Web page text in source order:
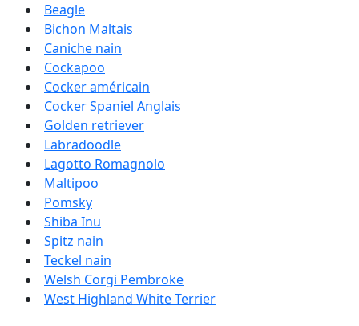
Beagle
Bichon Maltais
Caniche nain
Cockapoo
Cocker américain
Cocker Spaniel Anglais
Golden retriever
Labradoodle
Lagotto Romagnolo
Maltipoo
Pomsky
Shiba Inu
Spitz nain
Teckel nain
Welsh Corgi Pembroke
West Highland White Terrier